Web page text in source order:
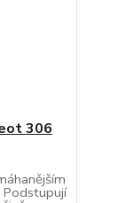
306